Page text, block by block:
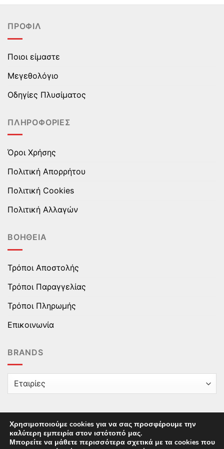
έχει
παραλλαγές.
Οι
μπορούν
επιλεγούν
στη
σελίδα
προϊόντος
έχει
ΠΡΟΦΊΛ
Ποιοι είμαστε
Μεγεθολόγιο
Οδηγίες Πλυσίματος
ΠΛΗΡΟΦΟΡΊΕΣ
Όροι Χρήσης
Πολιτική Απορρήτου
Πολιτική Cookies
Πολιτική Αλλαγών
ΒΟΉΘΕΙΑ
Τρόποι Αποστολής
Τρόποι Παραγγελίας
Τρόποι Πληρωμής
Επικοινωνία
BRANDS
Copyright © 2025 epaidika.gr / All Rights Reserved /
Supported byStarten Development
Χρησιμοποιούμε cookies για να σας προσφέρουμε την
καλύτερη εμπειρία στον ιστότοπό μας.
Μπορείτε να μάθετε περισσότερα σχετικά με τα cookies που